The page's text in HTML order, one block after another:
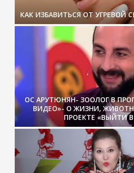
КАК ИЗБАВИТЬСЯ ОТ УГРЕВОЙ
ОС АРУТЮНЯН- ЗООЛОГ В
ВИДЕО»- О ЖИЗНИ,
ПРОЕКТЕ «ВЫЙТИ В